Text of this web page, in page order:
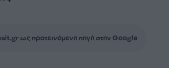
ως προτεινόμενη πηγή στην Google